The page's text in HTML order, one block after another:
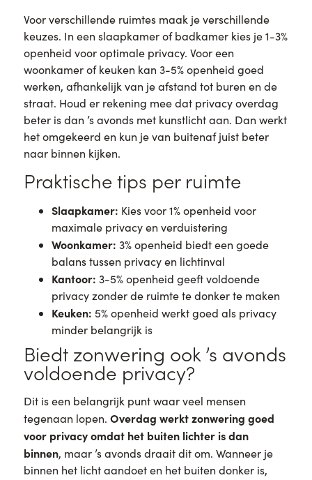
Voor verschillende ruimtes maak je verschillende
keuzes. In een slaapkamer of badkamer kies je 1-3%
openheid voor optimale privacy. Voor een
woonkamer of keuken kan 3-5% openheid goed
werken, afhankelijk van je afstand tot buren en de
straat. Houd er rekening mee dat privacy overdag
beter is dan ’s avonds met kunstlicht aan. Dan werkt
het omgekeerd en kun je van buitenaf juist beter
naar binnen kijken.
Praktische tips per ruimte
Slaapkamer: Kies voor 1% openheid voor
maximale privacy en verduistering
Woonkamer: 3% openheid biedt een goede
balans tussen privacy en lichtinval
Kantoor: 3-5% openheid geeft voldoende
privacy zonder de ruimte te donker te maken
Keuken: 5% openheid werkt goed als privacy
minder belangrijk is
Biedt zonwering ook ’s avonds
voldoende privacy?
Dit is een belangrijk punt waar veel mensen
tegenaan lopen. Overdag werkt zonwering goed
voor privacy omdat het buiten lichter is dan
binnen, maar ’s avonds draait dit om. Wanneer je
binnen het licht aandoet en het buiten donker is,